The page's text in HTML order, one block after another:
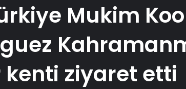
Mukim
kenti ziyaret etti